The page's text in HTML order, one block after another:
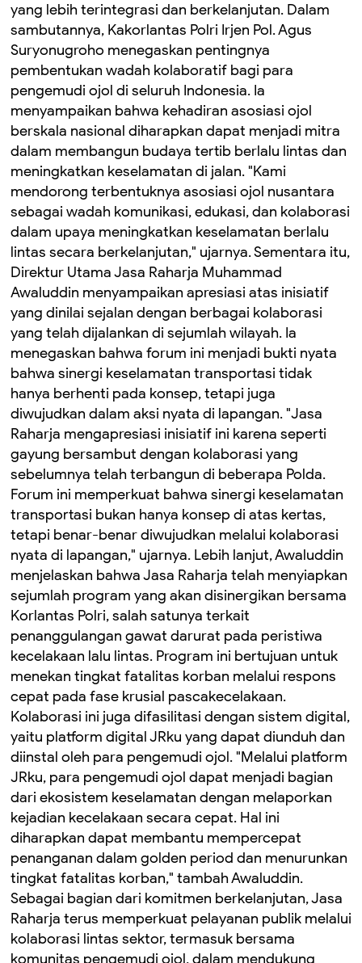
yang lebih terintegrasi dan berkelanjutan. Dalam
sambutannya, Kakorlantas Polri Irjen Pol. Agus
Suryonugroho menegaskan pentingnya
pembentukan wadah kolaboratif bagi para
pengemudi ojol di seluruh Indonesia. Ia
menyampaikan bahwa kehadiran asosiasi ojol
berskala nasional diharapkan dapat menjadi mitra
dalam membangun budaya tertib berlalu lintas dan
meningkatkan keselamatan di jalan. "Kami
mendorong terbentuknya asosiasi ojol nusantara
sebagai wadah komunikasi, edukasi, dan kolaborasi
dalam upaya meningkatkan keselamatan berlalu
lintas secara berkelanjutan," ujarnya. Sementara itu,
Direktur Utama Jasa Raharja Muhammad
Awaluddin menyampaikan apresiasi atas inisiatif
yang dinilai sejalan dengan berbagai kolaborasi
yang telah dijalankan di sejumlah wilayah. Ia
menegaskan bahwa forum ini menjadi bukti nyata
bahwa sinergi keselamatan transportasi tidak
hanya berhenti pada konsep, tetapi juga
diwujudkan dalam aksi nyata di lapangan. "Jasa
Raharja mengapresiasi inisiatif ini karena seperti
gayung bersambut dengan kolaborasi yang
sebelumnya telah terbangun di beberapa Polda.
Forum ini memperkuat bahwa sinergi keselamatan
transportasi bukan hanya konsep di atas kertas,
tetapi benar-benar diwujudkan melalui kolaborasi
nyata di lapangan," ujarnya. Lebih lanjut, Awaluddin
menjelaskan bahwa Jasa Raharja telah menyiapkan
sejumlah program yang akan disinergikan bersama
Korlantas Polri, salah satunya terkait
penanggulangan gawat darurat pada peristiwa
kecelakaan lalu lintas. Program ini bertujuan untuk
menekan tingkat fatalitas korban melalui respons
cepat pada fase krusial pascakecelakaan.
Kolaborasi ini juga difasilitasi dengan sistem digital,
yaitu platform digital JRku yang dapat diunduh dan
diinstal oleh para pengemudi ojol. "Melalui platform
JRku, para pengemudi ojol dapat menjadi bagian
dari ekosistem keselamatan dengan melaporkan
kejadian kecelakaan secara cepat. Hal ini
diharapkan dapat membantu mempercepat
penanganan dalam golden period dan menurunkan
tingkat fatalitas korban," tambah Awaluddin.
Sebagai bagian dari komitmen berkelanjutan, Jasa
Raharja terus memperkuat pelayanan publik melalui
kolaborasi lintas sektor, termasuk bersama
komunitas pengemudi ojol, dalam mendukung